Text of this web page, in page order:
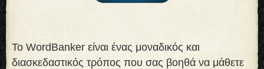
Το WordBanker είναι ένας μοναδικός και
διασκεδαστικός τρόπος που σας βοηθά να μάθετε